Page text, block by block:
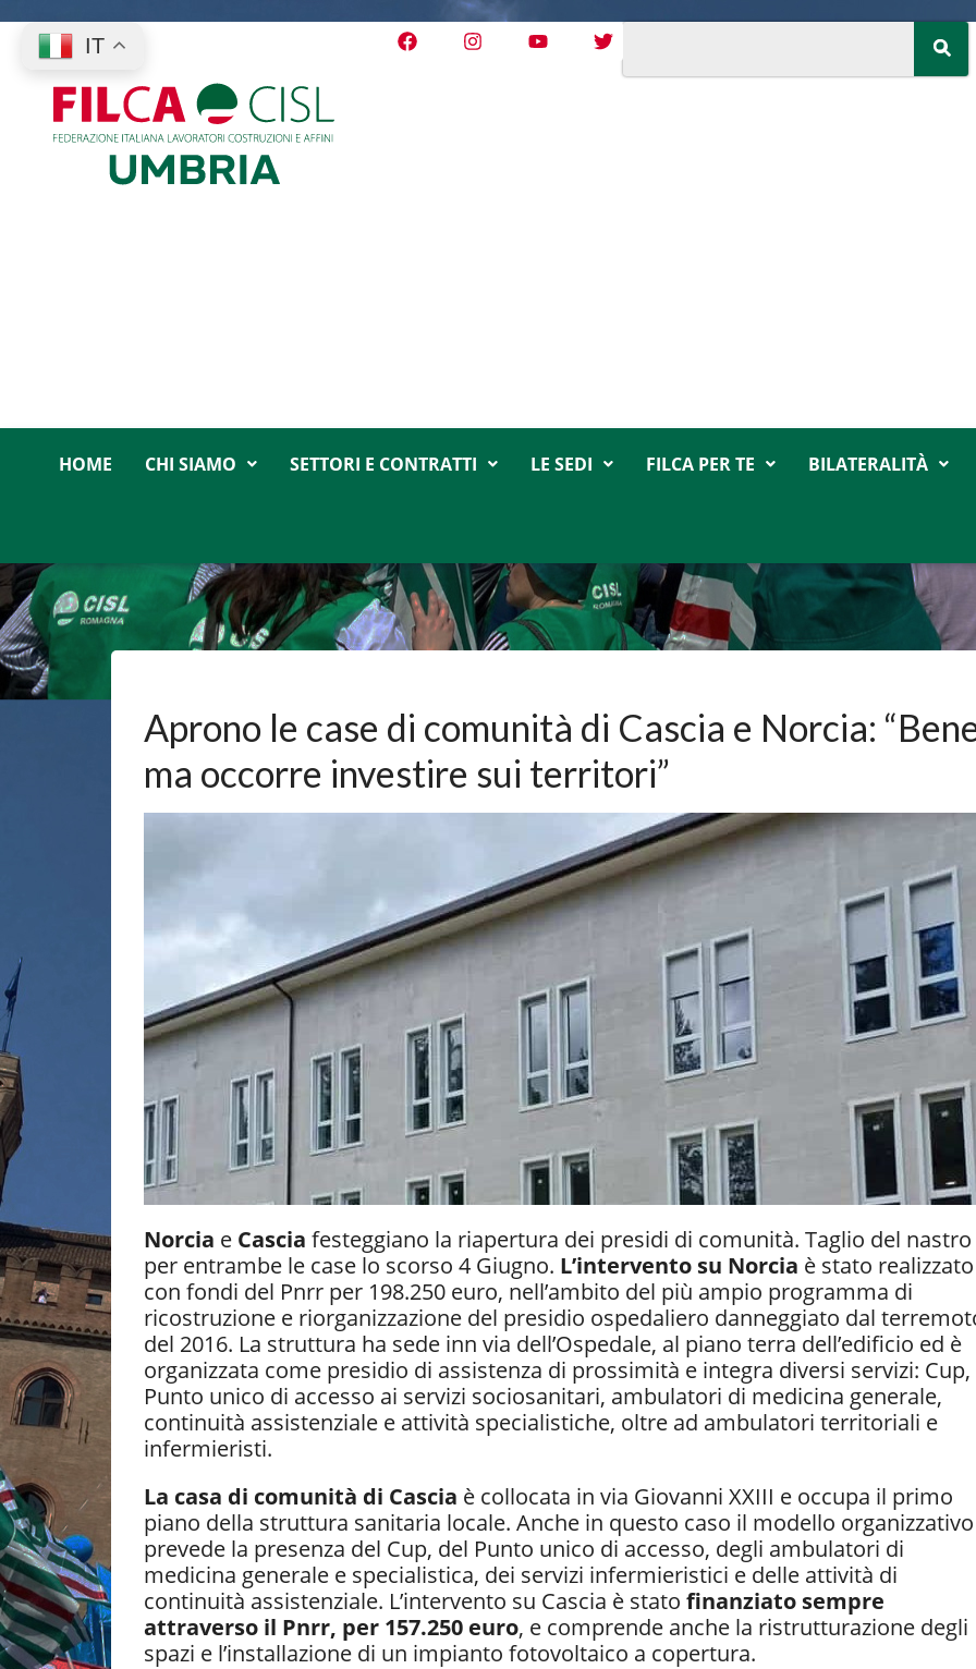
HOME CHI SIAMO SETTORI E CONTRATTI LE SEDI FILCA PER TE BILATERALITÀ
Aprono le case di comunità di Cascia e Norcia:
ma occorre investire sui territori”
Norcia e Cascia festeggiano la riapertura dei presidi di comunità. Taglio del nastro
per entrambe le case lo scorso 4 Giugno. L’intervento su Norcia è stato realizzato
con fondi del Pnrr per 198.250 euro, nell’ambito del più ampio programma di
ricostruzione e riorganizzazione del presidio ospedaliero danneggiato dal
del 2016. La struttura ha sede inn via dell’Ospedale, al piano terra dell’edificio ed è
organizzata come presidio di assistenza di prossimità e integra diversi servizi: Cup,
Punto unico di accesso ai servizi sociosanitari, ambulatori di medicina generale,
continuità assistenziale e attività specialistiche, oltre ad ambulatori territoriali e
infermieristi.
La casa di comunità di Cascia è collocata in via Giovanni XXIII e occupa il primo
piano della struttura sanitaria locale. Anche in questo caso il modello organizzativo
prevede la presenza del Cup, del Punto unico di accesso, degli ambulatori di
medicina generale e specialistica, dei servizi infermieristici e delle attività di
continuità assistenziale. L’intervento su Cascia è stato finanziato sempre
attraverso il Pnrr, per 157.250 euro, e comprende anche la ristrutturazione degli
spazi e l’installazione di un impianto fotovoltaico a copertura.
IT